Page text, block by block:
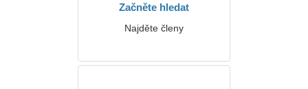
Začněte hledat
Najděte členy